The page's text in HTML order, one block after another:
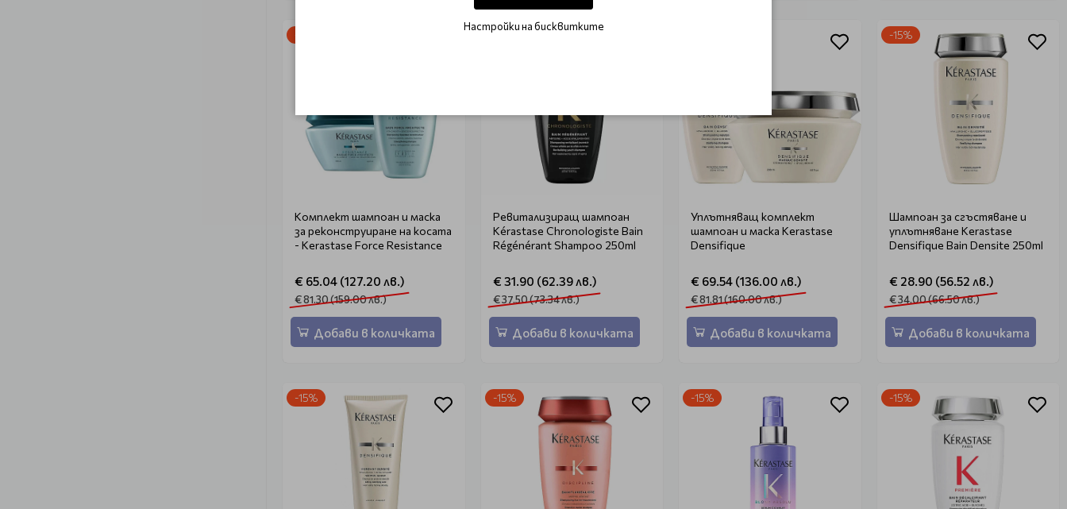
Комплект шампоан и маска
за реконструиране на косата
- Kerastase Force Resistance
€ 65.04 (127.20 лв.)
€ 81.30 (159.00 лв.)
Добави в количката
-15%
Ревитализиращ шампоан
Kérastase Chronologiste Bain
Régénérant Shampoo 250ml
€ 31.90 (62.39 лв.)
€ 37.50 (73.34 лв.)
Добави в количката
Уплътняващ комплект
шампоан и маска Kerastase
Densifique
€ 69.54 (136.00 лв.)
€ 81.81 (160.00 лв.)
Добави в количката
-15%
Шампоан за сгъстяване и
уплътняване Kerastase
Densifique Bain Densite 250ml
€ 28.90 (56.52 лв.)
€ 34.00 (66.50 лв.)
Добави в количката
-15% -15% -15% -15%
Настройки на бисквитките